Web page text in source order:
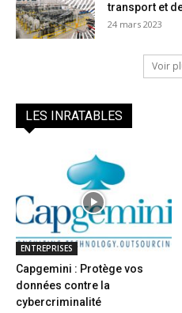
transport et
24 mars 2023
Voir
LES INRATABLES
ENTREPRISES
Capgemini : Protège vos
données contre la
cybercriminalité